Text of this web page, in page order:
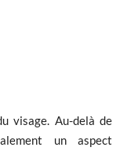
visage. Au-delà de
un aspect